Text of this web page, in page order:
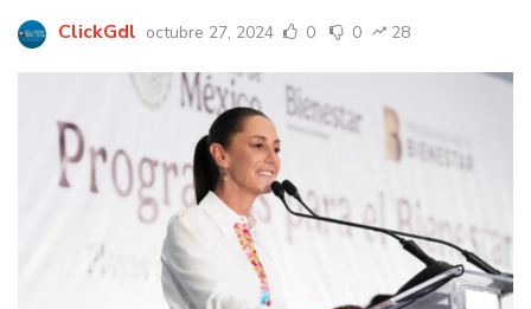
ClickGdl octubre 27, 2024 0 0 28